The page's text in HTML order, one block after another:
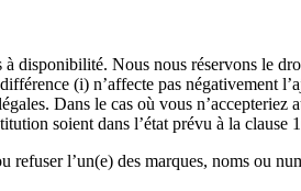
disponibilité. Nous nous réservons le
(i) n’affecte pas négativement
Dans le cas où vous
soient dans l’état prévu à la clause
refuser l’un(e) des marques, noms ou